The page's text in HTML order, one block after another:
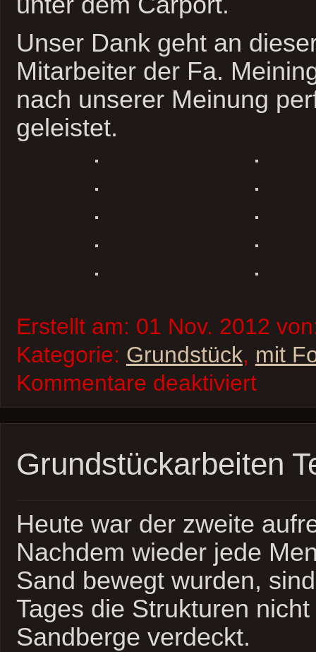
Unser Dank geht an
Mitarbeiter der Fa.
nach unserer Meinung
geleistet.
Erstellt am: 01 Nov. 2012
Kategorie: Grundstück, mit
Kommentare deaktiviert
Grundstückarbeiten
Heute war der zweite
Nachdem wieder jede
Sand bewegt wurden,
Tages die Strukturen
Sandberge verdeckt.